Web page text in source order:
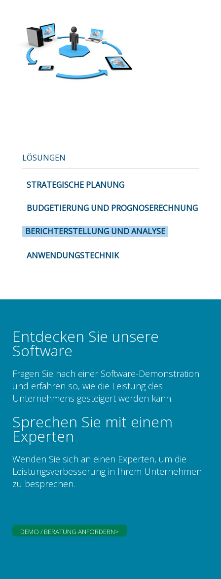
LÖSUNGEN
STRATEGISCHE PLANUNG
BUDGETIERUNG UND PROGNOSERECHNUNG
BERICHTERSTELLUNG UND ANALYSE
ANWENDUNGSTECHNIK
Entdecken Sie unsere
Software
Fragen Sie nach einer Software-Demonstration
und erfahren so, wie die Leistung des
Unternehmens gesteigert werden kann.
Sprechen Sie mit einem
Experten
Wenden Sie sich an einen Experten, um die
Leistungsverbesserung in Ihrem Unternehmen
zu besprechen.
DEMO / BERATUNG ANFORDERN>